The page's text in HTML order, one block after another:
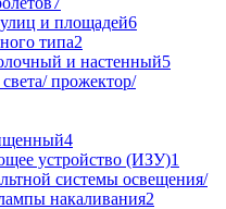
и площадей6
типа2
и настенный5
прожектор/
4
устройство (ИЗУ)1
системы освещения/
накаливания2